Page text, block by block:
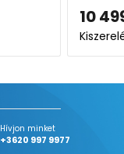
2
Hívjon minket
+3620 997 9977